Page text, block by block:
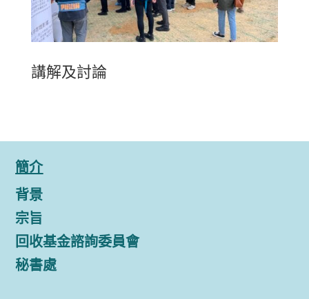
講解及討論
簡介
背景
宗旨
回收基金諮詢委員會
秘書處